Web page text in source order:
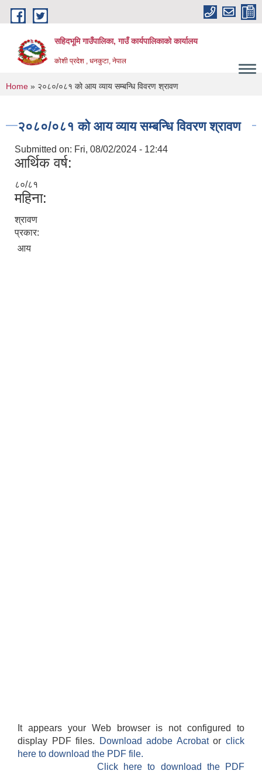
Skip to main content
सहिदभूमि गाउँपालिका, गाउँ कार्यपालिकाको कार्यालय
कोशी प्रदेश , धनकुटा, नेपाल
You are here
Home » २०८०/०८१ को आय व्याय सम्बन्धि विवरण श्रावण
२०८०/०८१ को आय व्याय सम्बन्धि विवरण श्रावण
Submitted on: Fri, 08/02/2024 - 12:44
आर्थिक वर्ष:
८०/८१
महिना:
श्रावण
प्रकार:
आय
It appears your Web browser is not configured to
display PDF files.
Download adobe Acrobatorclick
here to download the PDF file.
Click here to download the PDF